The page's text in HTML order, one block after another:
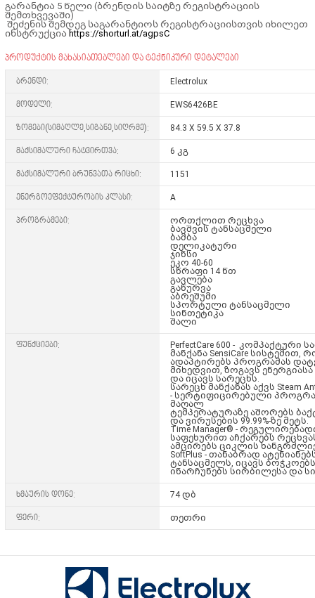
გარანტია 5 წელი (ბრენდის საიტზე რეგისტრაციის
შემთხვევაში)
შეძენის შემდეგ საგარანტიოს რეგისტრაციისთვის იხილეთ
ინსტრუქციაhttps://shorturl.at/agpsC
პროდუქტის მახასიათებლები და ტექნიკური დეტალები
ბრენდი: Electrolux
მოდელი: EWS6426BE
ზომები(სიმაღლე,სიგანე,სიღრმე): 84.3 X 59.5 X 37.8
მაქსიმალური ჩატვირთვა: 6 კგ
მაქსიმალური ბრუნვათა რიცხი: 1151
ენერგოეფექტურობის კლასი: A
პროგრამები:
ორთქლით რეცხვა
ბავშვის ტანსაცმელი
ბამბა
დელიკატური
ჯინსი
ეკო 40-60
სწრაფი 14 წთ
გავლება
გაწურვა
აბრეშუმი
სპორტული ტანსაცმელი
სინთეტიკა
შალი
ფუნქციები: PerfectCare 600 - კომპაქტური
მანქანა SensiCare სისტემით,
ადაპტირებს პროგრამას
მიხედვით, ზოგავს
და იცავს სარეცხს.
სარეცხ მანქანას აქვს Steam
- სერტიფიცირებული
მაღალ
ტემპერატურაზე აშორებს
და ვირუსების 99.99%-ზე მეტს.
Time Manager® -
საფეხურით აჩქარებს
ამცირებს ციკლის
SoftPlus -თანაბრად
ტანსაცმელს, იცავს
ინარჩუნებს სირბილესა და
ხმაურის დონე: 74 დბ
ფერი: თეთრი